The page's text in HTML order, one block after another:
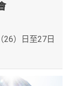
）日至27日